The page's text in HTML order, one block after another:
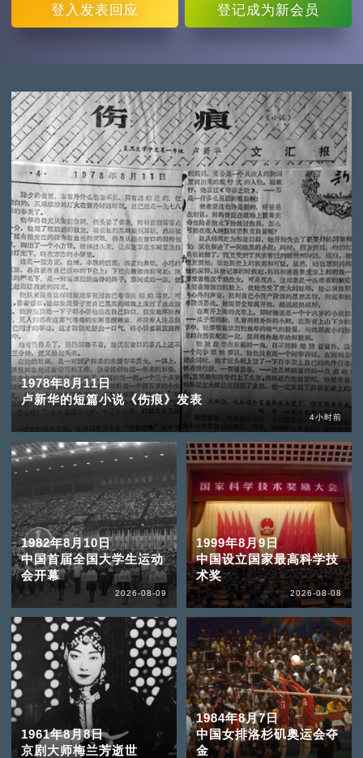
登入 发表回应 登记成为新会员
1978年8月11日
卢新华的短篇小说《伤痕》发表
4小时前
1982年8月10日
中国首届全国大学生运动
会开幕
2026-08-09
1999年8月9日
中国设立国家最高科学技
术奖
2026-08-08
1961年8月8日
京剧大师梅兰芳逝世
1984年8月7日
中国女排洛杉矶奥运会夺
金